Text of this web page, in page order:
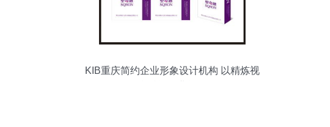
KIB重庆简约企业形象设计机构 以精炼视